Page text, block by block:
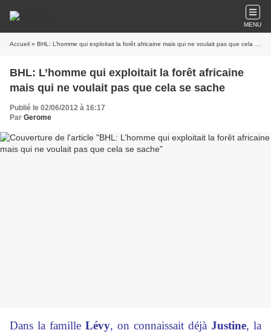
MENU
Accueil » BHL: L’homme qui exploitait la forêt africaine mais qui ne voulait pas que cela se sache
BHL: L’homme qui exploitait la forêt africaine
mais qui ne voulait pas que cela se sache
Publié le 02/06/2012 à 16:17
Par Gerome
Dans la famille Lévy, on connaissait déjà Justine, la